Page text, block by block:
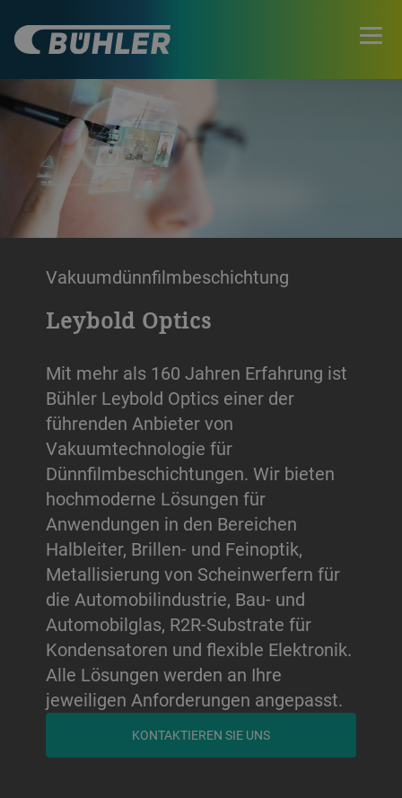
Vakuumdünnfilmbeschichtung
Leybold Optics
Mit mehr als 160 Jahren Erfahrung ist
Bühler Leybold Optics einer der
führenden Anbieter von
Vakuumtechnologie für
Dünnfilmbeschichtungen. Wir bieten
hochmoderne Lösungen für
Anwendungen in den Bereichen
Halbleiter, Brillen- und Feinoptik,
Metallisierung von Scheinwerfern für
die Automobilindustrie, Bau- und
Automobilglas, R2R-Substrate für
Kondensatoren und flexible Elektronik.
Alle Lösungen werden an Ihre
jeweiligen Anforderungen angepasst.
KONTAKTIEREN SIE UNS